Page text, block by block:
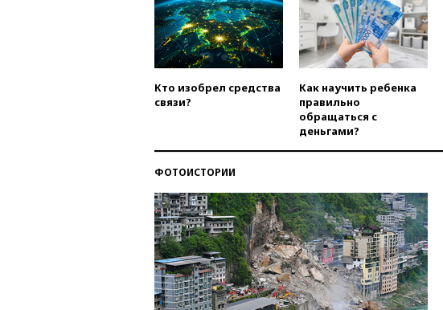
Кто изобрел средства
связи?
Как научить ребенка
правильно
обращаться с
деньгами?
ФОТОИСТОРИИ